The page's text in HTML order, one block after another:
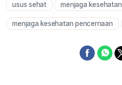
usus sehat menjaga kesehatan
menjaga kesehatan pencernaan